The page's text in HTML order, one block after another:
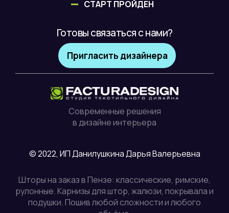
СТАРТ ПРОЙДЕН
Готовы связаться с нами?
Пригласить дизайнера
Современные решения
в дизайне интерьера
© 2022, ИП Данилушкина Дарья Валерьевна
Шторы на заказ в Пензе: классические, римские,
рулонные. Карнизы для штор, жалюзи, покрывала и
подушки. Пошив любой сложности и любого